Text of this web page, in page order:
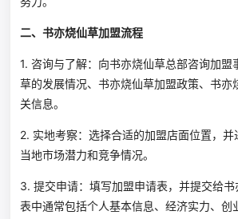
二、书亦烧仙草加盟流程
1. 咨询与了解：向书亦烧仙草总部咨询加盟
草的发展情况、书亦烧仙草加盟政策、书亦
关信息。
2. 实地考察：选择合适的加盟店面位置，
当地市场潜力和竞争情况。
3. 提交申请：填写加盟申请表，并提交给
表中通常包括个人基本信息、经济实力、创